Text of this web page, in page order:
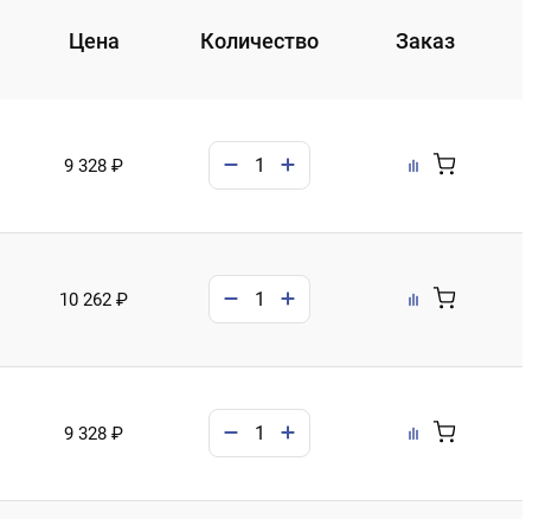
Цена Количество Заказ
9 328 ₽
10 262 ₽
9 328 ₽